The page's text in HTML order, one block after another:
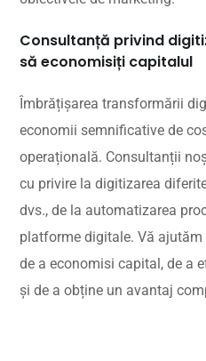
Consultanță privind
să economisiți capitalul
Îmbrățișarea transformării
economii semnificative de
operațională. Consultanții
cu privire la digitizarea
dvs., de la automatizarea
platforme digitale. Vă
de a economisi capital, de a
și de a obține un avantaj